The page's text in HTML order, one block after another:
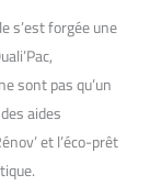
s’est forgée une
sont pas qu’un
aides
et l’éco-prêt